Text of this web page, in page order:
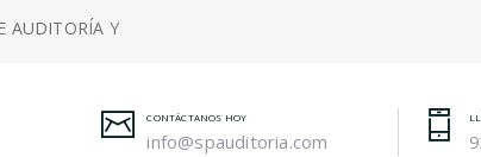
AUDITORÍA Y
CONTÁCTANOS HOY
info@spauditoria.com